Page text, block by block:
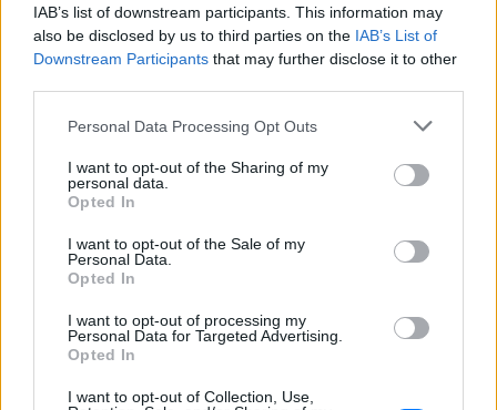
IAB’s list of downstream participants. This information may
also be disclosed by us to third parties on the IAB’s List of
Downstream Participants that may further disclose it to other
Personal Data Processing Opt Outs
I want to opt-out of the Sharing of my
personal data.
Opted In
I want to opt-out of the Sale of my
Personal Data.
Opted In
I want to opt-out of processing my
Personal Data for Targeted Advertising.
Opted In
I want to opt-out of Collection, Use,
Η Ιωάννα Τούνη δημοσίευσε
υλικό από τις διακοπές της στη
Μύκονο: Όσο και αν έχω
ΣΉΜΕΡΑ
Η Instagrammer έδειξε στους
διαδικτυακούς της ακόλουθους εικόνες
Ο Λάκης Γαβαλάς έκλεισε τα 74
και μοιράστηκε ένα μήνυμα που
υγεία του
μοιράστηκε ένα συγκινητικό μήνυμα στο